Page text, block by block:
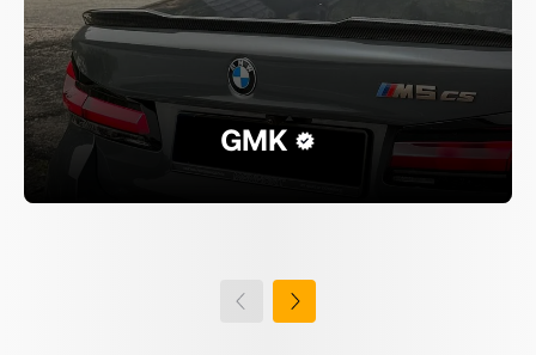
GMK